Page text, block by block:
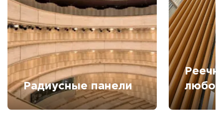
Радиусные панели